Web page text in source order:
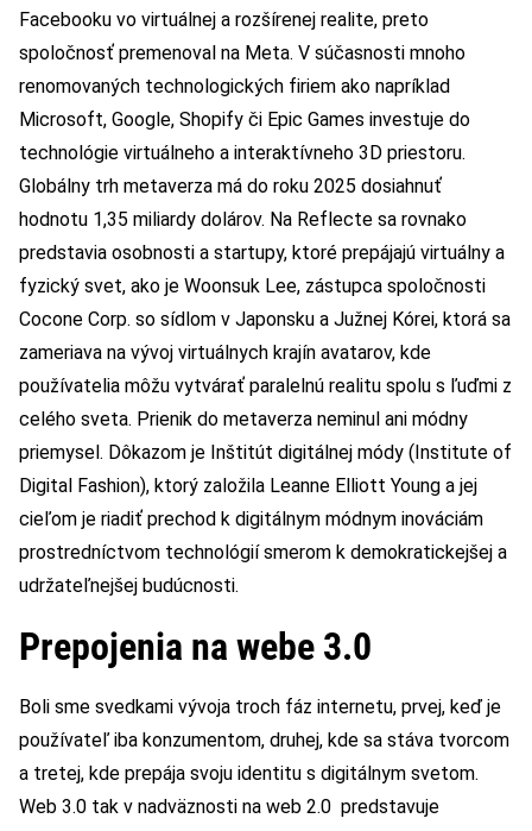
Facebooku vo virtuálnej a rozšírenej realite, preto
spoločnosť premenoval na Meta. V súčasnosti mnoho
renomovaných technologických firiem ako napríklad
Microsoft, Google, Shopify či Epic Games investuje do
technológie virtuálneho a interaktívneho 3D priestoru.
Globálny trh metaverza má do roku 2025 dosiahnuť
hodnotu 1,35 miliardy dolárov. Na Reflecte sa rovnako
predstavia osobnosti a startupy, ktoré prepájajú virtuálny a
fyzický svet, ako je Woonsuk Lee, zástupca spoločnosti
Cocone Corp. so sídlom v Japonsku a Južnej Kórei, ktorá sa
zameriava na vývoj virtuálnych krajín avatarov, kde
používatelia môžu vytvárať paralelnú realitu spolu s ľuďmi z
celého sveta. Prienik do metaverza neminul ani módny
priemysel. Dôkazom je Inštitút digitálnej módy (Institute of
Digital Fashion), ktorý založila Leanne Elliott Young a jej
cieľom je riadiť prechod k digitálnym módnym inováciám
prostredníctvom technológií smerom k demokratickejšej a
udržateľnejšej budúcnosti.
Prepojenia na webe 3.0
Boli sme svedkami vývoja troch fáz internetu, prvej, keď je
používateľ iba konzumentom, druhej, kde sa stáva tvorcom
a tretej, kde prepája svoju identitu s digitálnym svetom.
Web 3.0 tak v nadväznosti na web 2.0 predstavuje